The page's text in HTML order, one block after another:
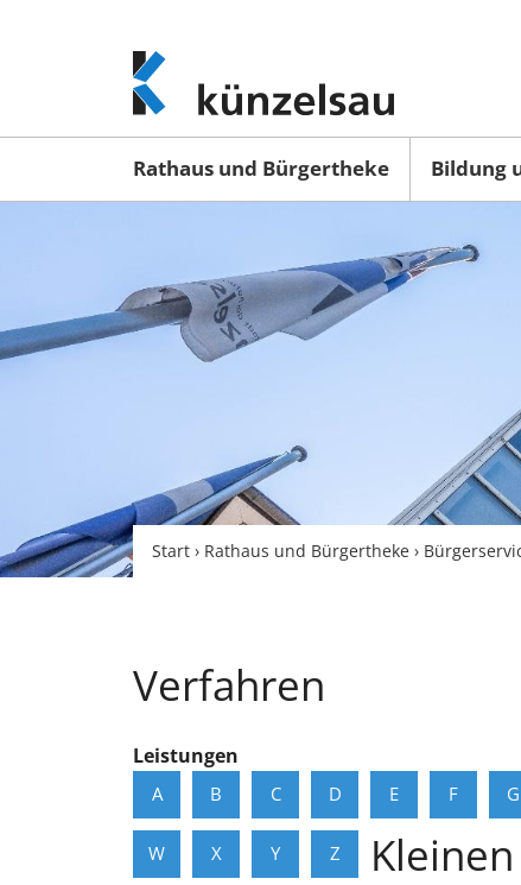
www.kuenzelsau.de
(zur
Startseite)
Rathaus und Bürgertheke Bildung
Start › Rathaus und Bürgertheke ›
Verfahren
Leistungen
A B C D E F G
W X Y Z